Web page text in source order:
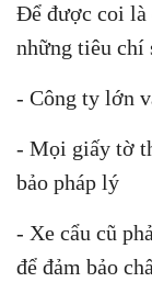
Để được coi là
những tiêu chí
- Công ty lớn
- Mọi giấy tờ
bảo pháp lý
- Xe cẩu cũ
để đảm bảo